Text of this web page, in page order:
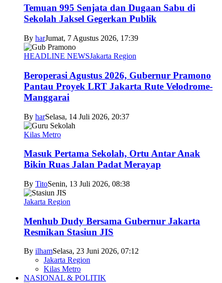
Temuan 995 Senjata dan Dugaan Sabu di
Sekolah Jaksel Gegerkan Publik
By harJumat, 7 Agustus 2026, 17:39
HEADLINE NEWSJakarta Region
Beroperasi Agustus 2026, Gubernur Pramono
Pantau Proyek LRT Jakarta Rute Velodrome-
Manggarai
By harSelasa, 14 Juli 2026, 20:37
Kilas Metro
Masuk Pertama Sekolah, Ortu Antar Anak
Bikin Ruas Jalan Padat Merayap
By TitoSenin, 13 Juli 2026, 08:38
Jakarta Region
Menhub Dudy Bersama Gubernur Jakarta
Resmikan Stasiun JIS
By ilhamSelasa, 23 Juni 2026, 07:12
Jakarta Region
Kilas Metro
NASIONAL & POLITIK